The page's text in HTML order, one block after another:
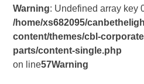
Warning: Undefined array key
/home/xs682095/
content/themes/cbl-
parts/content-single.php
on line57Warning